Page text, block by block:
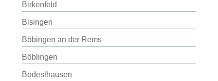
Birkenfeld
Bisingen
Böbingen an der Rems
Böblingen
Bodeslhausen